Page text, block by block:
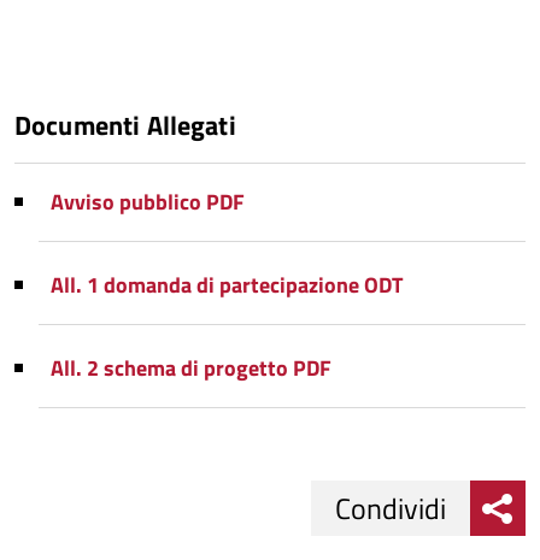
Documenti Allegati
Avviso pubblico PDF
All. 1 domanda di partecipazione ODT
All. 2 schema di progetto PDF
Condividi